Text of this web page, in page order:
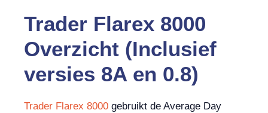
Trader Flarex 8000
Overzicht (Inclusief
versies 8A en 0.8)
Trader Flarex 8000 gebruikt de Average Day